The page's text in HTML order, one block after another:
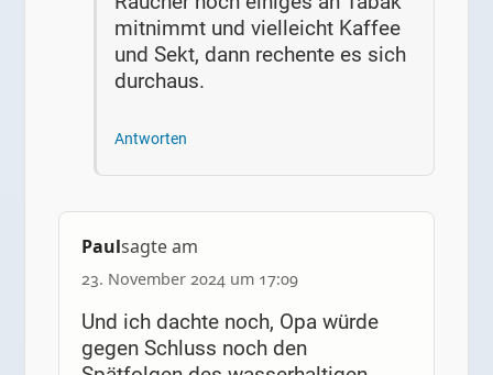
mitnimmt und vielleicht Kaffee
und Sekt, dann rechente es sich
durchaus.
Antworten
Paulsagte am
23. November 2024 um 17:09
Und ich dachte noch, Opa würde
gegen Schluss noch den